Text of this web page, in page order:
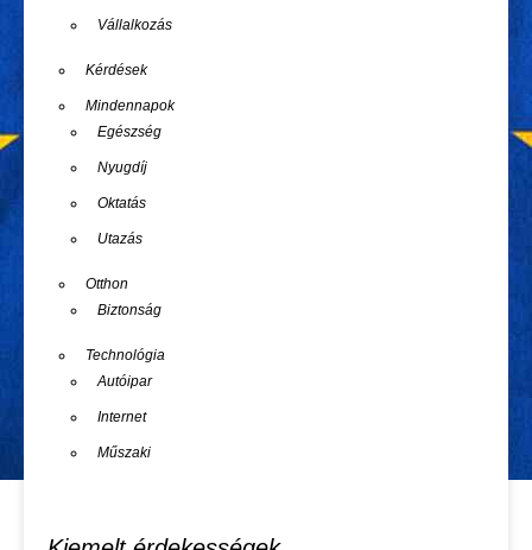
Vállalkozás
Kérdések
Mindennapok
Egészség
Nyugdíj
Oktatás
Utazás
Otthon
Biztonság
Technológia
Autóipar
Internet
Műszaki